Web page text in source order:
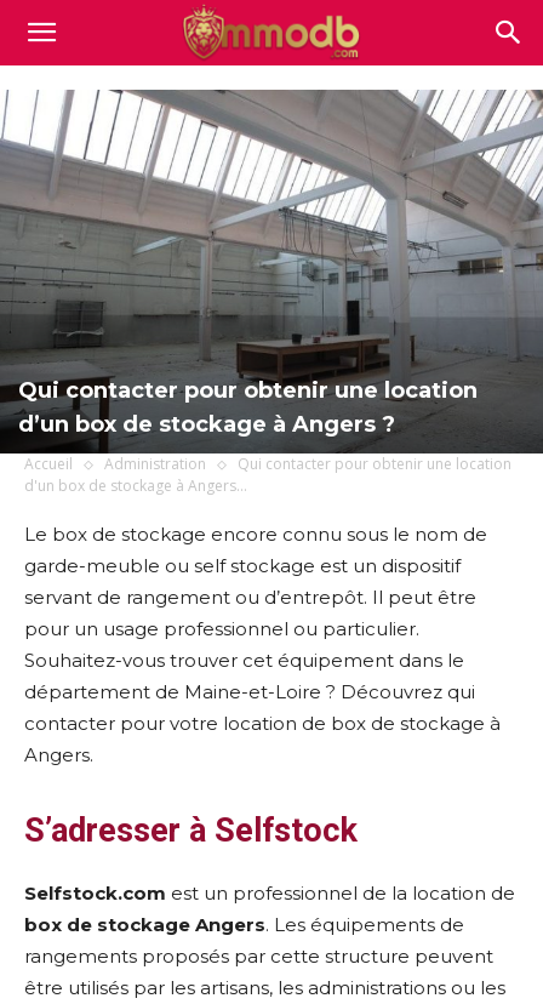
Mmodb.com
Qui contacter pour obtenir une location
d’un box de stockage à Angers ?
Accueil Administration
Qui contacter pour obtenir une location
d'un box de stockage à Angers...
Le box de stockage encore connu sous le nom de
garde-meuble ou self stockage est un dispositif
servant de rangement ou d’entrepôt. Il peut être
pour un usage professionnel ou particulier.
Souhaitez-vous trouver cet équipement dans le
département de Maine-et-Loire ? Découvrez qui
contacter pour votre location de box de stockage à
Angers.
S’adresser à Selfstock
Selfstock.com est un professionnel de la location de
box de stockage Angers. Les équipements de
rangements proposés par cette structure peuvent
être utilisés par les artisans, les administrations ou les